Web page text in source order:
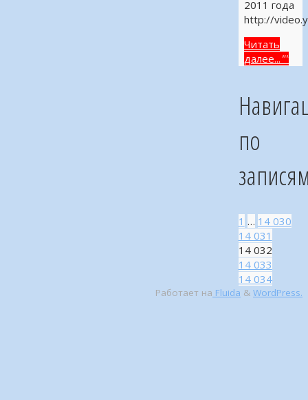
2011 года
http://
Читать
далее... ""
по
1 … 14 030
14 031
14 032
14 033
14 034
Работает на Fluida & WordPress.